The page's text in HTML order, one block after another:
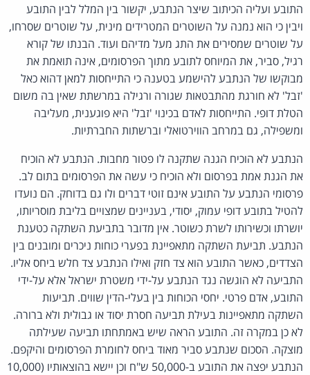
התובע ועליה הכיתוב שיצר הנתבע, יקשור בין המלל לבין התובע
ויבין כי הוא נמנה על השוטרים המטרידים מינית, על שוטרים שסרחו,
על שוטרים שמסירים את התג מעל מדיהם ועוד. הבנתו של קורא
רגיל, סביר, את המיוחס לתובע מתוך הפרסומים, אינה תואמת את
מבוקשו של הנתבע להישמע בטענה כי התייחסות למאן דהוא כאל
'זבל' לא חורגת מהתבטאות שגורה ורגילה במרשתת שאין בה משום
הטלת דופי. התייחסות לאדם בכינוי 'זבל' היא פוגענית, מעליבה
ומשפילה, גם במרחב הווירטואלי וברשתות החברתיות.
הנתבע לא הוכיח הגנה שתקנה לו פטור מחבות. הנתבע לא הוכיח
את הגנת אמת בפרסום ולא הוכיח כי עשה את הפרסומים בתום לב.
פרסומי הנתבע על התובע אינם זוטי דברים ולו גם בדוחק. הם נועדו
להטיל בתובע דופי עמוק, יסודי, בעניינים שמצויים בליבת מוסריותו,
יושרתו וכשירותו לשרת כשוטר. אין מדובר בתביעת השתקה כטענת
הנתבע. תביעת השתקה מתאפיינת בפערי כוחות ניכרים ומובנים בין
הצדדים, כאשר התובע הוא צד חזק ואילו הנתבע צד חלש ביחס אליו.
התביעה לא הוגשה נגד הנתבע על-ידי משטרת ישראל אלא על-ידי
התובע, אדם פרטי. יחסי הכוחות בין בעלי-הדין שווים. תביעות
השתקה מתאפיינות בעילת תביעה חסרת יסוד או גבולית ולא ברורה.
לא כן במקרה זה. התובע הראה שיש באמתחתו תביעה שעילתה
מוצקה. הסכום שנתבע סביר מאוד ביחס לחומרת הפרסומים והיקפם.
הנתבע יפצה את התובע ב-50,000 ש"ח וכן יישא בהוצאותיו (10,000